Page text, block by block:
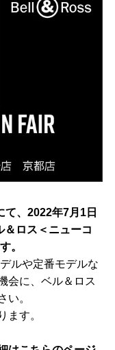
、2022年7月1日
＆ロス＜ニューコ
。
ルや定番モデルな
会に、ベル＆ロス
い。
ます。